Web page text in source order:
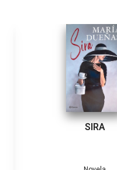
SIRA